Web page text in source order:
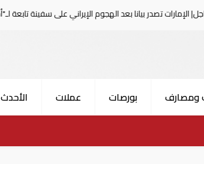
بيانا بعد الهجوم الإيراني على سفينة تابعة لـ"أدنوك"
ومصارف بورصات عملات الأحدث